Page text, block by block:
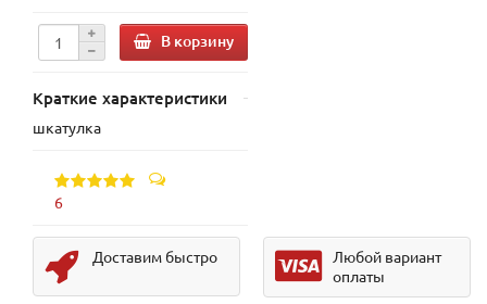
В корзину
Краткие характеристики
шкатулка
6
Доставим быстро
Любой вариант
оплаты